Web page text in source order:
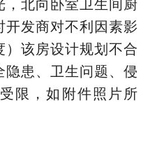
发商对不利因素影
该房设计规划不合
患、卫生问题、侵
限，如附件照片所